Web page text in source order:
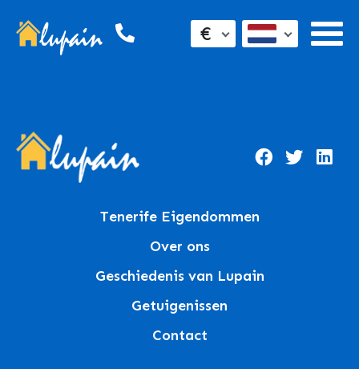
€
Tenerife Eigendommen
Over ons
Geschiedenis van Lupain
Getuigenissen
Contact